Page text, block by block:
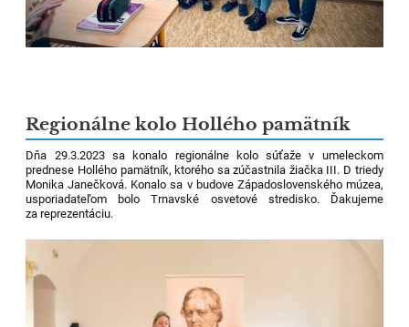
Regionálne kolo Hollého pamätník
Dňa 29.3.2023 sa konalo regionálne kolo súťaže v umeleckom
prednese Hollého pamätník, ktorého sa zúčastnila žiačka III. D triedy
Monika Janečková. Konalo sa v budove Západoslovenského múzea,
usporiadateľom bolo Trnavské osvetové stredisko. Ďakujeme
za reprezentáciu.